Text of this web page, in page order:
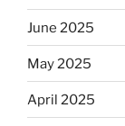
June 2025
May 2025
April 2025